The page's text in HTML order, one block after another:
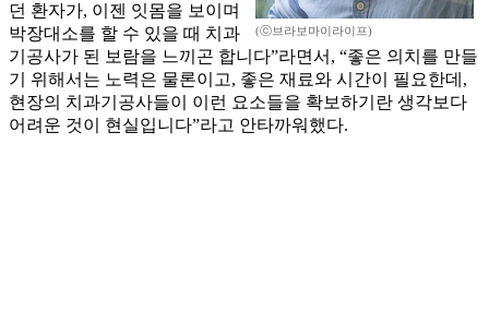
(ⓒ브라보마이라이프)
던 환자가, 이젠 잇몸을 보이며
박장대소를 할 수 있을 때 치과
기공사가 된 보람을 느끼곤 합니다”라면서, “좋은 의치를 만들
기 위해서는 노력은 물론이고, 좋은 재료와 시간이 필요한데,
현장의 치과기공사들이 이런 요소들을 확보하기란 생각보다
어려운 것이 현실입니다”라고 안타까워했다.